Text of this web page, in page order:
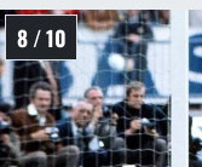
8 / 10